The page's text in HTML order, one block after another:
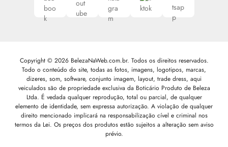
Copyright © 2026 BelezaNaWeb.com.br. Todos os direitos reservados.
Todo o conteúdo do site, todas as fotos, imagens, logotipos, marcas,
dizeres, som, software, conjunto imagem, layout, trade dress, aqui
veiculados são de propriedade exclusiva da Boticário Produto de Beleza
Ltda. É vedada qualquer reprodução, total ou parcial, de qualquer
elemento de identidade, sem expressa autorização. A violação de qualquer
direito mencionado implicará na responsabilização cível e criminal nos
termos da Lei. Os preços dos produtos estão sujeitos a alteração sem aviso
prévio.